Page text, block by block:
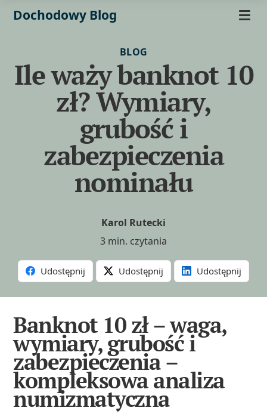
Dochodowy Blog
BLOG
Ile waży banknot 10
zł? Wymiary,
grubość i
zabezpieczenia
nominału
Karol Rutecki
3 min. czytania
Udostępnij Udostępnij Udostępnij
Banknot 10 zł – waga,
wymiary, grubość i
zabezpieczenia –
kompleksowa analiza
numizmatyczna